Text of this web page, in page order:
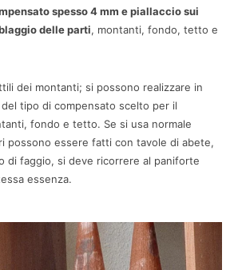
spesso 4 mm e piallaccio sui
delle parti, montanti, fondo, tetto e
dei montanti; si possono realizzare in
tipo di compensato scelto per il
fondo e tetto. Se si usa normale
possono essere fatti con tavole di abete,
di faggio, si deve ricorrere al paniforte
essenza.